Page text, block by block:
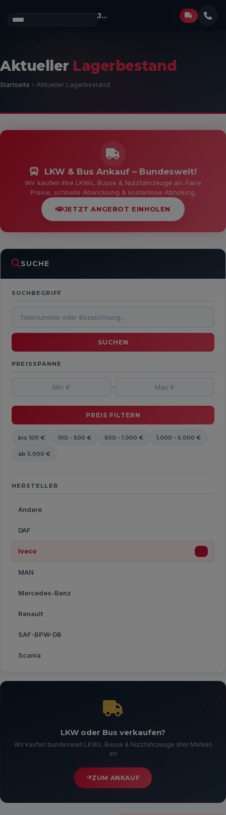
Josef Müller
Aktueller Lagerbestand
Startseite › Aktueller Lagerbestand
LKW & Bus Ankauf – Bundesweit!
Wir kaufen Ihre LKWs, Busse & Nutzfahrzeuge an. Faire
Preise, schnelle Abwicklung & kostenlose Abholung.
JETZT ANGEBOT EINHOLEN
SUCHE
SUCHBEGRIFF
PREISSPANNE
–
bis 100 € 100 - 500 € 500 - 1.000 € 1.000 - 5.000 €
ab 5.000 €
HERSTELLER
Andere
DAF
Iveco ×
MAN
Mercedes-Benz
Renault
SAF-BPW-DB
Scania
LKW oder Bus verkaufen?
Wir kaufen bundesweit LKWs, Busse & Nutzfahrzeuge aller Marken
an!
ZUM ANKAUF